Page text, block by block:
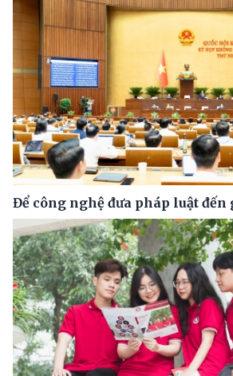
Để công nghệ đưa pháp luật đến